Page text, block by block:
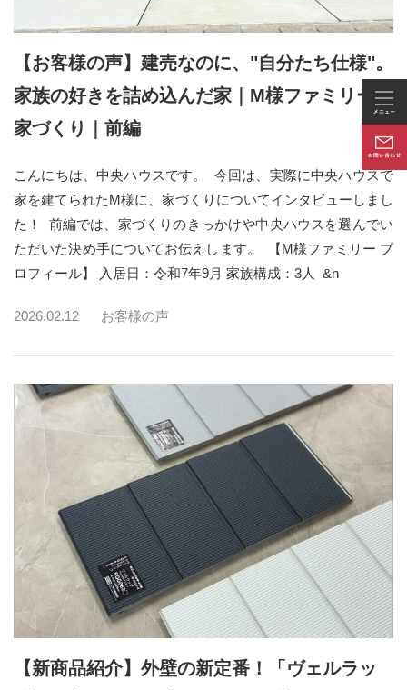
【お客様の声】建売なのに、"自分たち仕様"。
家族の好きを詰め込んだ家｜M様ファミリーの
家づくり｜前編
こんにちは、中央ハウスです。 今回は、実際に中央ハウスで
家を建てられたM様に、家づくりについてインタビューしまし
た！ 前編では、家づくりのきっかけや中央ハウスを選んでい
ただいた決め手についてお伝えします。 【M様ファミリー プ
ロフィール】 入居日：令和7年9月 家族構成：3人 &n
2026.02.12 お客様の声
【新商品紹介】外壁の新定番！「ヴェルラッ